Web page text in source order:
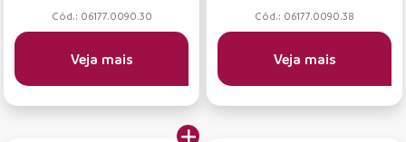
Cód.: 06177.0090.30
Veja mais
Cód.: 06177.0090.38
Veja mais